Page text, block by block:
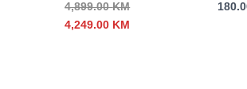
4,899.00KM
Izvorna
cijena
4,249.00 KM
Crni